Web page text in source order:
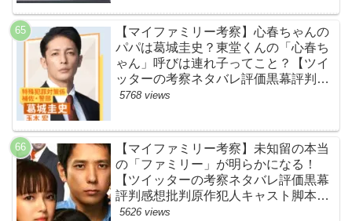
【マイファミリー考察】心春ちゃんの
パパは葛城圭史？東堂くんの「心春ち
ゃん」呼びは連れ子ってこと？【ツイ
ッターの考察ネタバレ評価黒幕評判感
想批判原作犯人キャスト脚本あらすじ
5768 views
【マイファミリー考察】未知留の本当
の「ファミリー」が明らかになる！
【ツイッターの考察ネタバレ評価黒幕
評判感想批判原作犯人キャスト脚本あ
らすじ伏線まとめ】
5626 views